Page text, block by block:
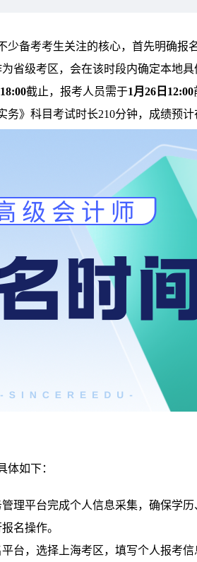
少备考考生关注的核心，首先明确报
为省级考区，会在该时段内确定本地
截止，报考人员需于1月26日12:00
务》科目考试时长210分钟，成绩预计
体如下：
理平台完成个人信息采集，确保学
名操作。
台，选择上海考区，填写个人报考